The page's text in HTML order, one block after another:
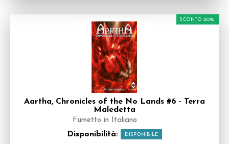
Aartha, Chronicles of the No Lands #6 - Terra
Maledetta
Fumetto in Italiano
Disponibilità: DISPONIBILE
SCONTO 20%